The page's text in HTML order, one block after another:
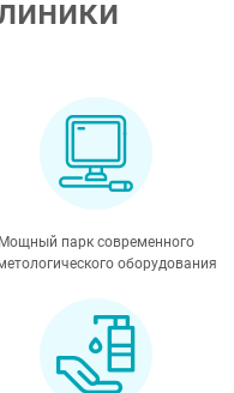
Мощный парк современного
оборудования